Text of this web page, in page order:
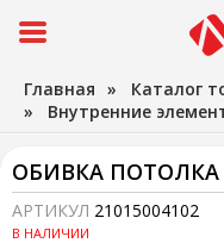
Главная » Каталог
» Внутренние
ОБИВКА ПОТОЛКА
АРТИКУЛ 21015004102
В НАЛИЧИИ